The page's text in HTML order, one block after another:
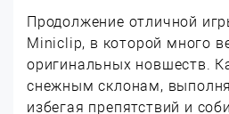
Продолжение отличной
Miniclip, в которой много
оригинальных новшеств.
снежным склонам,
избегая препятствий и